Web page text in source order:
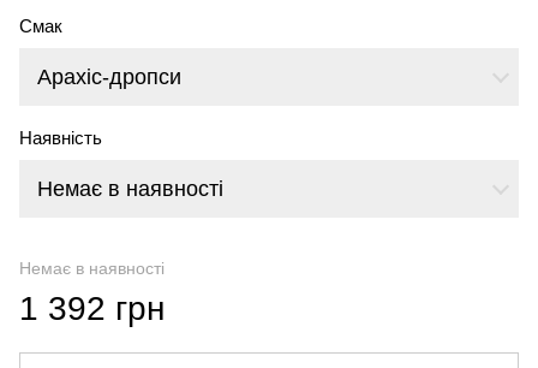
Смак
Арахіс-дропси
Наявність
Немає в наявності
Немає в наявності
1 392 грн